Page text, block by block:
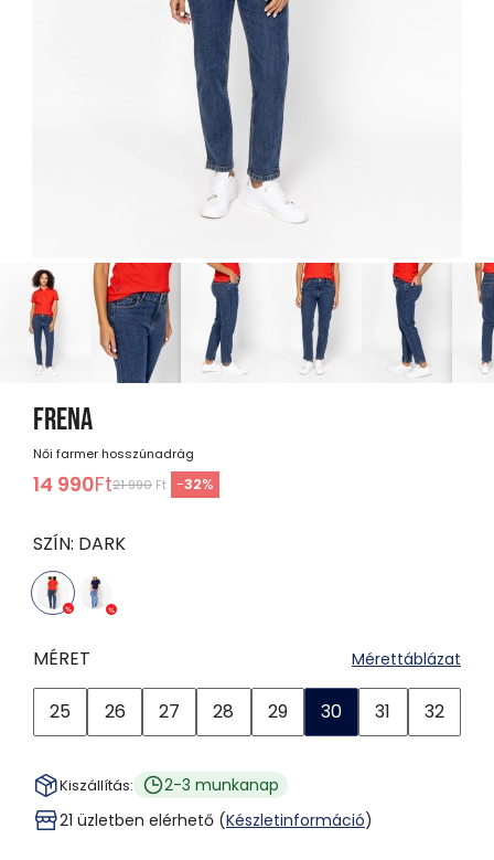
FRENA
Női farmer hosszúnadrág
14 990Ft21 990 Ft -32%
SZÍN: DARK
MÉRET Mérettáblázat
25 26 27 28 29 30 31 32
Kiszállítás:
2-3 munkanap
21 üzletben elérhető (Készletinformáció)